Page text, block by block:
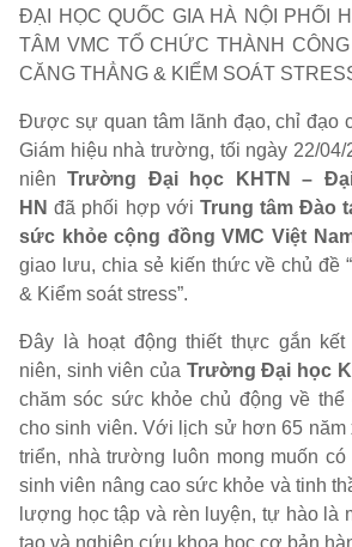
ĐẠI HỌC QUỐC GIA HÀ NỘI PHỐI
TÂM VMC TỔ CHỨC THÀNH CÔNG
CĂNG THẲNG & KIỂM SOÁT
Được sự quan tâm lãnh đạo, chỉ đạo
Giám hiệu nhà trường, tối ngày 22/
niênTrường Đại học KHTN –
HN đã phối hợp với Trung tâm Đào
sức khỏe cộng đồng VMC Việt
giao lưu, chia sẻ kiến thức về chủ đề
& Kiểm soát stress”.
Đây là hoạt động thiết thực gắn kết
niên, sinh viên của Trường Đại học
chăm sóc sức khỏe chủ động về thể
cho sinh viên. Với lịch sử hơn 65 năm
triển, nhà trường luôn mong muốn
sinh viên nâng cao sức khỏe và tinh
lượng học tập và rèn luyện, tự hào là